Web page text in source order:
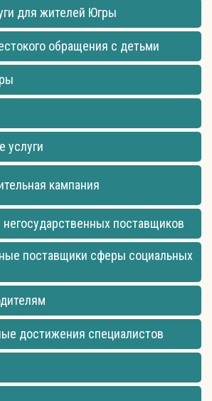
для жителей Югры
обращения с детьми
услуги
кампания
поставщиков
поставщики сферы социальных
достижения специалистов